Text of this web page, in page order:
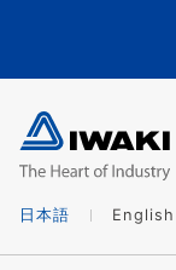
日本語 English